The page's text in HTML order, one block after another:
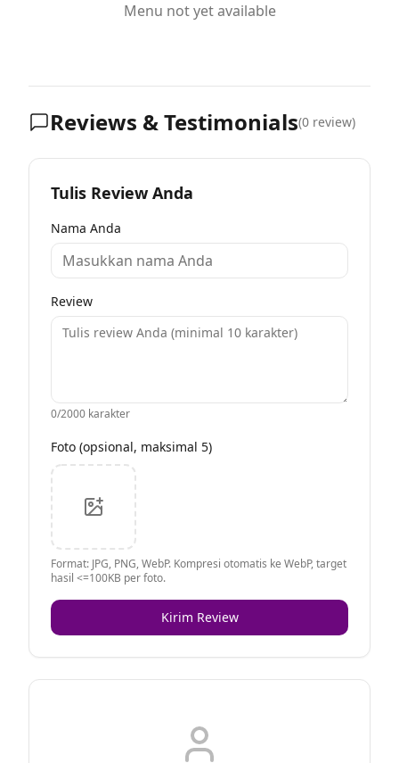
Menu not yet available
Reviews & Testimonials(0 review)
Tulis Review Anda
Nama Anda
Review
0/2000 karakter
Foto (opsional, maksimal 5)
Format: JPG, PNG, WebP. Kompresi otomatis ke WebP, target
hasil <=100KB per foto.
Kirim Review